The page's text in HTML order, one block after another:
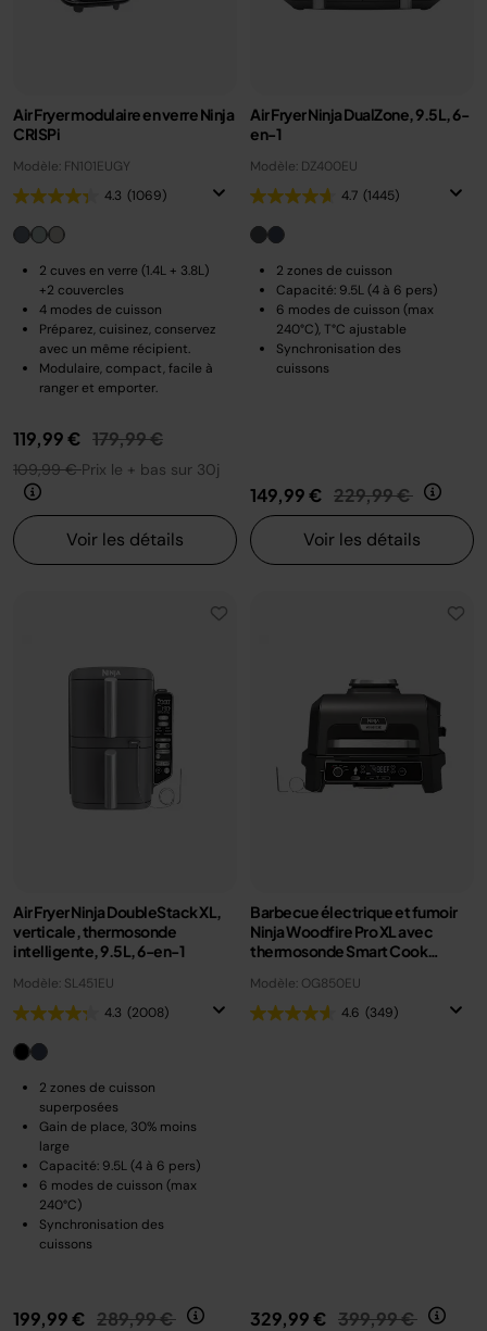
Air Fryer modulaire en verre Ninja
CRISPi
Modèle: FN101EUGY
4.3 (1069)
2 cuves en verre (1.4L + 3.8L)
+2 couvercles
4 modes de cuisson
Préparez, cuisinez, conservez
avec un même récipient.
Modulaire, compact, facile à
ranger et emporter.
119,99 € Prix réduit de
179,99 €au
109,99 €Prix le + bas sur 30j
Voir les détails
Air Fryer Ninja DualZone, 9.5L, 6-
en-1
Modèle: DZ400EU
4.7 (1445)
2 zones de cuisson
Capacité: 9.5L (4 à 6 pers)
6 modes de cuisson (max
240°C), T°C ajustable
Synchronisation des
cuissons
149,99 € Prix réduit de
229,99 € au
Voir les détails
Air Fryer Ninja DoubleStack XL,
verticale, thermosonde
intelligente, 9.5L, 6-en-1
Modèle: SL451EU
4.3 (2008)
2 zones de cuisson
superposées
Gain de place, 30% moins
large
Capacité: 9.5L (4 à 6 pers)
6 modes de cuisson (max
240°C)
Synchronisation des
cuissons
199,99 € Prix réduit de
289,99 € au
Barbecue électrique et fumoir
Ninja Woodfire Pro XL avec
thermosonde Smart Cook
Modèle: OG850EU
4.6 (349)
329,99 € Prix réduit de
399,99 € au